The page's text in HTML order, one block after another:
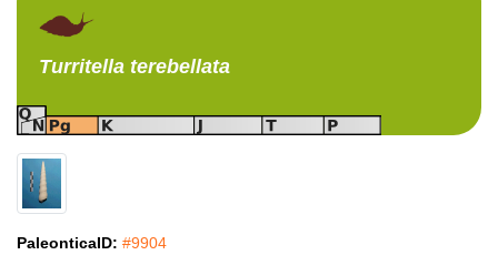
Turritella terebellata
PaleonticaID: #9904